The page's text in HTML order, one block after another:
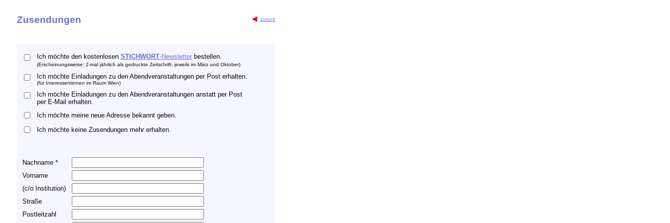
Zusendungen zurück
Ich möchte den kostenlosen STICHWORT-Newsletter bestellen.
(Erscheinungsweise: 2-mal jährlich als gedruckte Zeitschrift, jeweils im März und Oktober)
Ich möchte Einladungen zu den Abendveranstaltungen per Post erhalten.
(für Interessentinnen im Raum Wien)
Ich möchte Einladungen zu den Abendveranstaltungen anstatt per Post
per E-Mail erhalten.
Ich möchte meine neue Adresse bekannt geben.
Ich möchte keine Zusendungen mehr erhalten.
Nachname *
Vorname
(c/o Institution)
Straße
Postleitzahl